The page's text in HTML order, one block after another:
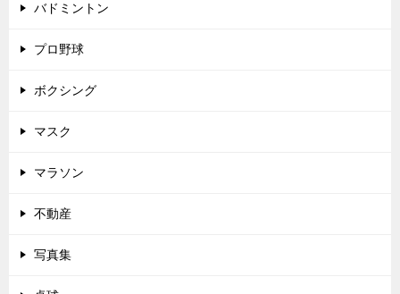
バドミントン
プロ野球
ボクシング
マスク
マラソン
不動産
写真集